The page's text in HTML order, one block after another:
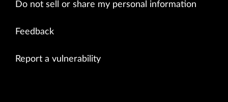
Do not sell or share my personal information
Feedback
Report a vulnerability